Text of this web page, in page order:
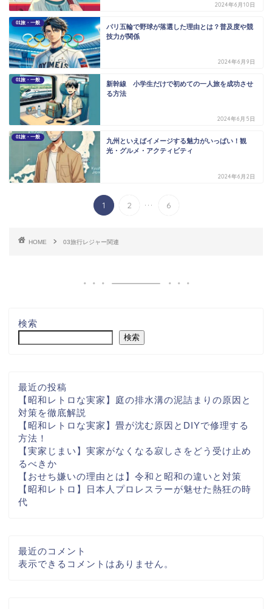
2024年6月10日
01旅・一般
パリ五輪で野球が落選した理由とは？普及度や競
技力が関係
2024年6月9日
01旅・一般
新幹線 小学生だけで初めての一人旅を成功させ
る方法
2024年6月5日
01旅・一般
九州といえばイメージする魅力がいっぱい！観
光・グルメ・アクティビティ
2024年6月2日
1 2 ... 6
HOME 03旅行レジャー関連
検索
検索
最近の投稿
【昭和レトロな実家】庭の排水溝の泥詰まりの原因と
対策を徹底解説
【昭和レトロな実家】畳が沈む原因とDIYで修理する
方法！
【実家じまい】実家がなくなる寂しさをどう受け止め
るべきか
【おせち嫌いの理由とは】令和と昭和の違いと対策
【昭和レトロ】日本人プロレスラーが魅せた熱狂の時
代
最近のコメント
表示できるコメントはありません。